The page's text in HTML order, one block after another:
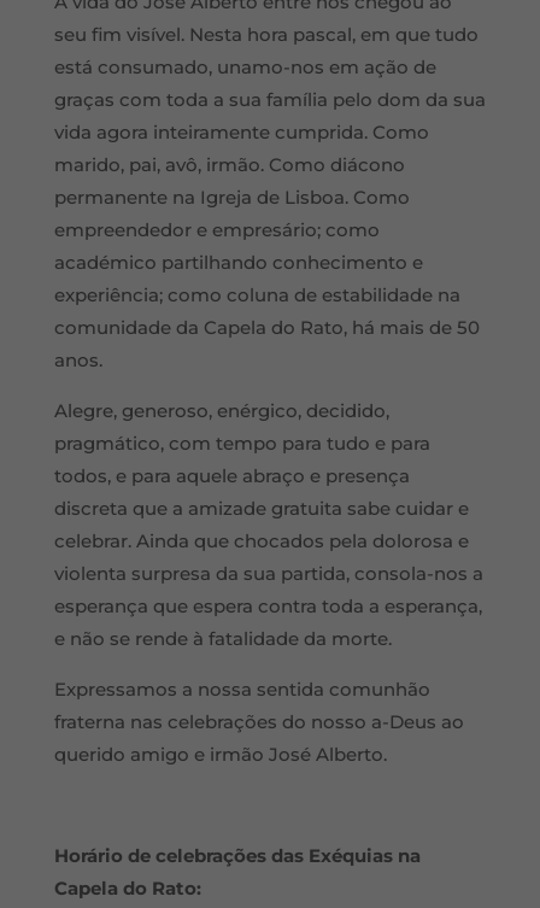
seu fim visível. Nesta hora pascal, em que tudo
está consumado, unamo-nos em ação de
graças com toda a sua família pelo dom da sua
vida agora inteiramente cumprida. Como
marido, pai, avô, irmão. Como diácono
permanente na Igreja de Lisboa. Como
empreendedor e empresário; como
académico partilhando conhecimento e
experiência; como coluna de estabilidade na
comunidade da Capela do Rato, há mais de 50
anos.
Alegre, generoso, enérgico, decidido,
pragmático, com tempo para tudo e para
todos, e para aquele abraço e presença
discreta que a amizade gratuita sabe cuidar e
celebrar. Ainda que chocados pela dolorosa e
violenta surpresa da sua partida, consola-nos a
esperança que espera contra toda a esperança,
e não se rende à fatalidade da morte.
Expressamos a nossa sentida comunhão
fraterna nas celebrações do nosso a-Deus ao
querido amigo e irmão José Alberto.
Horário de celebrações das Exéquias na
Capela do Rato: